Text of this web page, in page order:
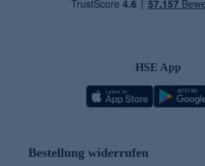
HSE App
Bestellung widerrufen